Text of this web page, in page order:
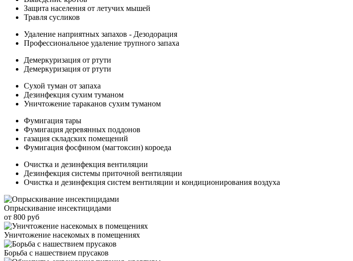
Защита населения от летучих мышей
Травля сусликов
Удаление наприятных запахов - Дезодорация
Профессиональное удаление трупного запаха
Демеркуризация от ртути
Демеркуризация от ртути
Сухой туман от запаха
Дезинфекция сухим туманом
Уничтожение тараканов сухим туманом
Фумигация тары
Фумигация деревянных поддонов
газация складских помещений
Фумигация фосфином (магтоксин) короеда
Очистка и дезинфекция вентиляции
Дезинфекция системы приточной вентиляции
Очистка и дезинфекция систем вентиляции и кондиционирования воздуха
Опрыскивание инсектицидами
от 800 руб
Уничтожение насекомых в помещениях
Борьба с нашествием прусаков